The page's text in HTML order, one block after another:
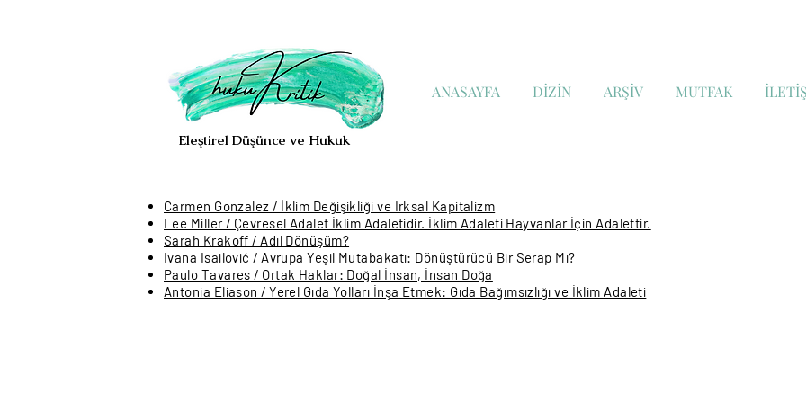
ANASAYFA DİZİN ARŞİV MUTFAK
Eleştirel Düşünce ve Hukuk
Carmen Gonzalez / İklim Değişikliği ve Irksal Kapitalizm
Lee Miller / Çevresel Adalet İklim Adaletidir. İklim Adaleti Hayvanlar İçin Adalettir.
Sarah Krakoff / Adil Dönüşüm?
Ivana Isailović / Avrupa Yeşil Mutabakatı: Dönüştürücü Bir Serap Mı?
Paulo Tavares / Ortak Haklar: Doğal İnsan, İnsan Doğa
Antonia Eliason / Yerel Gıda Yolları İnşa Etmek: Gıda Bağımsızlığı ve İklim Adaleti